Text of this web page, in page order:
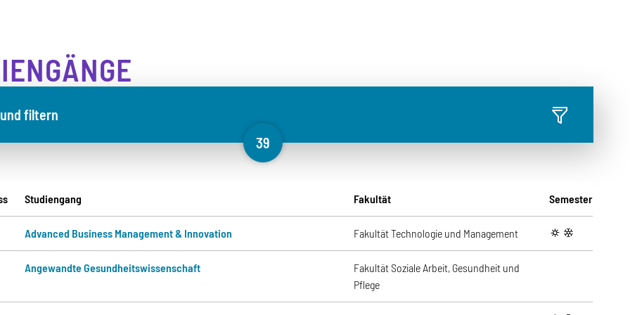
filtern
39
Studiengang Fakultät Semester
Advanced Business Management & Innovation Fakultät Technologie und Management summer winter
Angewandte Gesundheits­wissenschaft
Fakultät Soziale Arbeit, Gesundheit und
Pflege